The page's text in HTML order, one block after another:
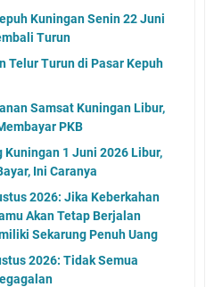
Kuningan Senin 22 Juni
Turun
Telur Turun di Pasar Kepuh
Samsat Kuningan Libur,
PKB
1 Juni 2026 Libur,
Ini Caranya
2026: Jika Keberkahan
Akan Tetap Berjalan
Sekarung Penuh Uang
2026: Tidak Semua